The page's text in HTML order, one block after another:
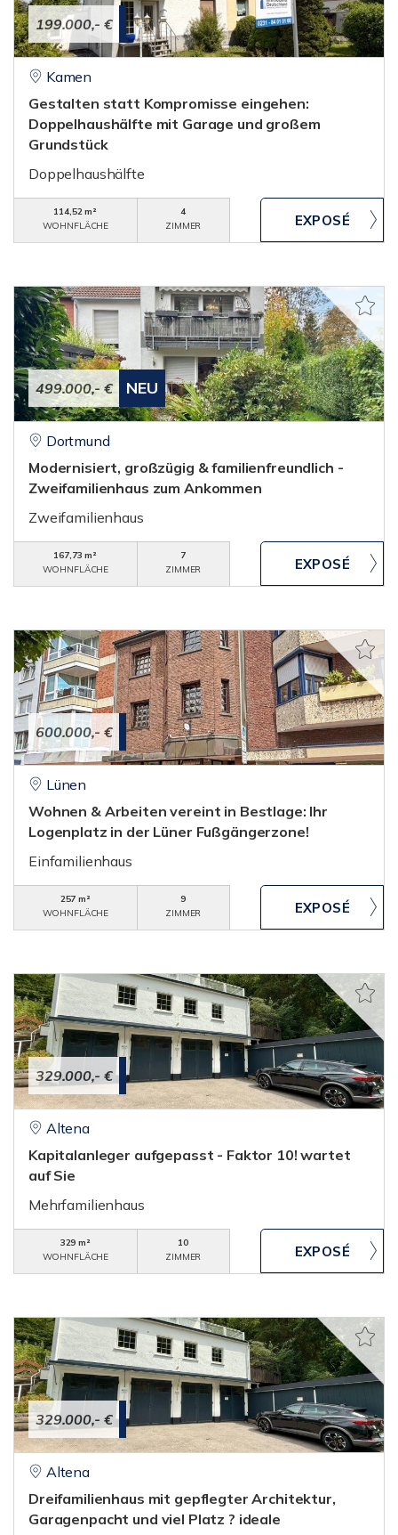
199.000,- €
Kamen
Gestalten statt Kompromisse eingehen:
Doppelhaushälfte mit Garage und großem
Grundstück
Doppelhaushälfte
114,52 m²
WOHNFLÄCHE
4
ZIMMER
499.000,- € NEU
Dortmund
Modernisiert, großzügig & familienfreundlich -
Zweifamilienhaus zum Ankommen
Zweifamilienhaus
167,73 m²
WOHNFLÄCHE
7
ZIMMER
600.000,- €
Lünen
Wohnen & Arbeiten vereint in Bestlage: Ihr
Logenplatz in der Lüner Fußgängerzone!
Einfamilienhaus
257 m²
WOHNFLÄCHE
9
ZIMMER
329.000,- €
Altena
Kapitalanleger aufgepasst - Faktor 10! wartet
auf Sie
Mehrfamilienhaus
329 m²
WOHNFLÄCHE
10
ZIMMER
329.000,- €
Altena
Dreifamilienhaus mit gepflegter Architektur,
Garagenpacht und viel Platz ? ideale